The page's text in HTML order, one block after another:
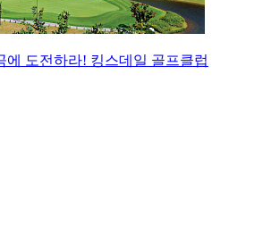
에 도전하라! 킹스데일 골프클럽